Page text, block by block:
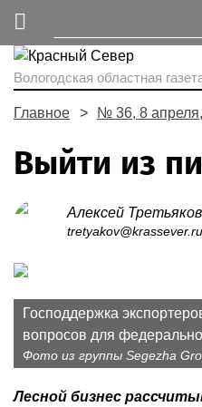
Вологодская областная
Главное № 36, 8
Выйти из
Алексей Третьяков
tretyakov@krassever.ru
Господдержка
вопросов для
Фото из группы Segezha
Лесной бизнес